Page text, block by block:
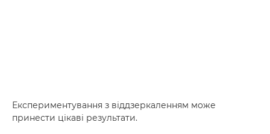
Експериментування з віддзеркаленням може
принести цікаві результати.